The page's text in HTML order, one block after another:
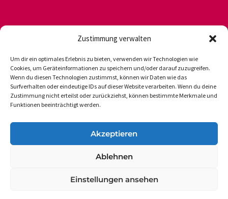
Zustimmung verwalten
Um dir ein optimales Erlebnis zu bieten, verwenden wir Technologien wie
Cookies, um Geräteinformationen zu speichern und/oder darauf zuzugreifen.
Wenn du diesen Technologien zustimmst, können wir Daten wie das
Surfverhalten oder eindeutige IDs auf dieser Website verarbeiten. Wenn du deine
Zustimmung nicht erteilst oder zurückziehst, können bestimmte Merkmale und
Funktionen beeinträchtigt werden.
Akzeptieren
Ablehnen
Einstellungen ansehen
DVGS E.V.-GESCHÄFTSSTELLE
Newsletter Datenschutz Impressum